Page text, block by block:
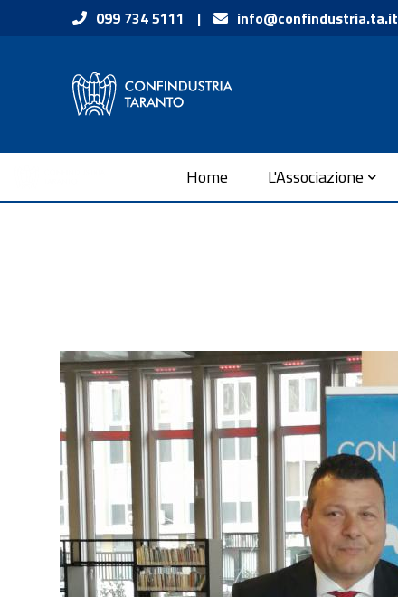
Vai ai contenuti099 734 5111 | info@confindustria.ta.it
Home L'Associazione